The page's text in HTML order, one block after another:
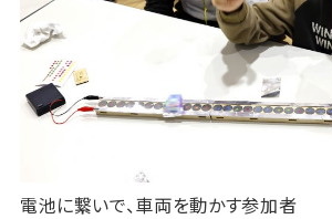
電池に繋いで、車両を動かす参加者